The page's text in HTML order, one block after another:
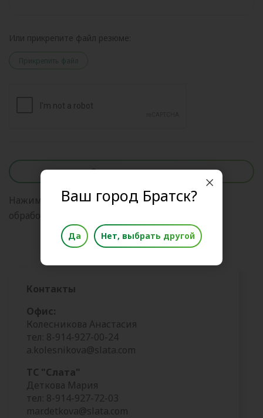
Или прикрепите файл резюме:
Прикрепить файл
Отправить анкету
Нажимая на кнопку, я даю свое согласие на
обработку
Контакты
Офис:
Колесникова Анастасия
тел: 8-914-927-00-24
a.kolesnikova@slata.com
ТС "Слата"
Деткова Мария
тел: 8-914-927-72-03
mar.detkova@slata.com
Ваш город Братск?
Да Нет, выбрать другой